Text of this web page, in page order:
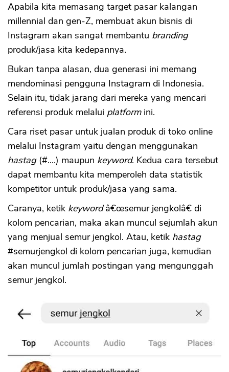
Apabila kita memasang target pasar kalangan
millennial dan gen-Z, membuat akun bisnis di
Instagram akan sangat membantu branding
produk/jasa kita kedepannya.
Bukan tanpa alasan, dua generasi ini memang
mendominasi pengguna Instagram di Indonesia.
Selain itu, tidak jarang dari mereka yang mencari
referensi produk melalui platform ini.
Cara riset pasar untuk jualan produk di toko online
melalui Instagram yaitu dengan menggunakan
hastag(#....) maupun keyword. Kedua cara tersebut
dapat membantu kita memperoleh data statistik
kompetitor untuk produk/jasa yang sama.
Caranya, ketik keywordâ€œsemur jengkolâ€ di
kolom pencarian, maka akan muncul sejumlah akun
yang menjual semur jengkol. Atau, ketik hastag
#semurjengkol di kolom pencarian juga, kemudian
akan muncul jumlah postingan yang mengunggah
semur jengkol.